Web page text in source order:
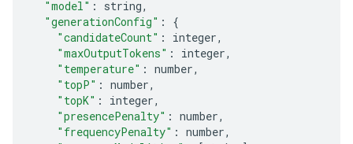
"model" : string,
"generationConfig" :
{
"candidateCount" : integer,
"maxOutputTokens" : integer,
"temperature" : number,
"topP" : number,
"topK" : integer,
"presencePenalty" : number,
"frequencyPenalty" : number,